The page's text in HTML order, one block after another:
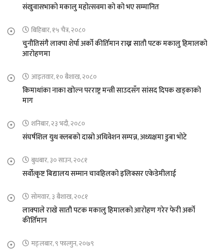
संखुवासभाको मकालु महोत्सवमा को को भए सम्मानित
बिहिबार, १५ चैत्र, २०८०
चुनौतिसंगै लाक्पा शेर्पा अर्को कीर्तिमान राख्न सातौ पटक मकालु हिमालको
आरोहणमा
आइतवार, १० बैशाख, २०८०
किमाथांका नाका खोल्न परराष्ट्र मन्त्री साउदसँग सांसद दिपक खड्काको
माग
शनिबार, २३ भदौ, २०८०
संघर्षशिल युथ क्लबको दास्रो अधिवेशन सम्पन्न, अध्यक्षमा डुबा भोटे
बुधबार, ३० साउन, २०८१
सर्वोत्कृष्ट बिद्यालय सम्मान चावहिलको इलिक्सर एकेडेमीलाई
सोमवार, ३ बैशाख, २०८१
लाक्पाले राखे सातौ पटक मकालु हिमालको आरोहण गरेर फेरी अर्को
कीर्तिमान
मङ्लबार, ९ फाल्गुन, २०७९